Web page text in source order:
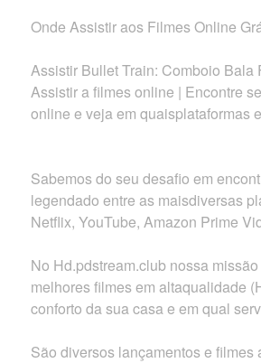
Onde Assistir aos Filmes Online
Assistir Bullet Train: Comboio
Assistir a filmes online | Encontre
online e veja em quaisplataformas
Sabemos do seu desafio em
legendado entre as maisdiversas
Netflix, YouTube, Amazon Prime
No Hd.pdstream.club nossa
melhores filmes em altaqualidade
conforto da sua casa e em qual
São diversos lançamentos e